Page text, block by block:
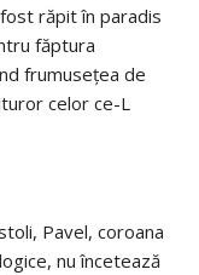
răpit în paradis
făptura
frumusețea de
celor ce-L
Pavel, coroana
nu încetează